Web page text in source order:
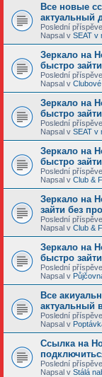
Все новые
актуальный
Poslední
Napsal v SEAT v
Зеркало на
быстро
Poslední
Napsal v
Зеркало на
быстро
Poslední
Napsal v SEAT v
Зеркало на
быстро
Poslední
Napsal v Club &
Зеркало на
зайти без
Poslední
Napsal v Club &
Зеркало на
быстро
Poslední
Napsal v
Все
актуальный
Poslední
Napsal v
Ссылка на
Poslední
Napsal v Stálá